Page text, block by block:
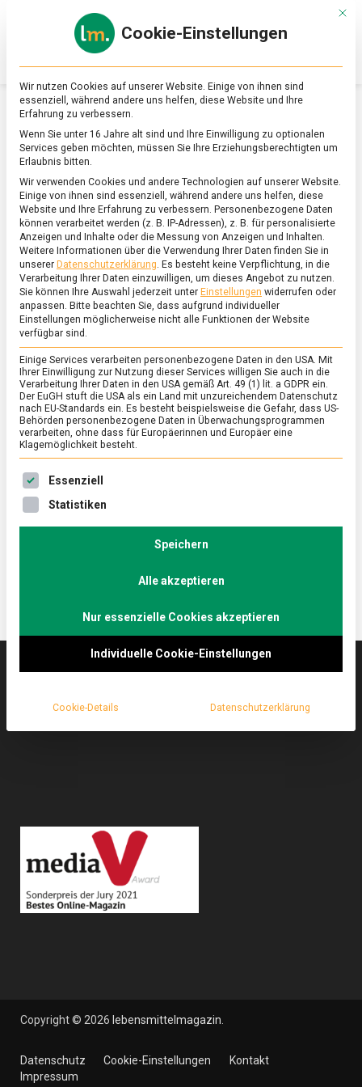
Online-
Magazin
zu
&
Ernährung
SCHLAGWORT:VITAMIN B6
ERNÄHRUNG & GESUNDHEIT /FEATURED
Kochen fürs Immunsystem –
Mikronährstoffe im Fokus
23. Dezember 2021
–
Damit das Immunsystem gut aufgestellt ist, gilt es
auf die Ernährung zu achten. Wir empfehlen eine
Erdnuss-Wok-Pfanne mit Rind und Brokkoli.
Copyright © 2026 lebensmittelmagazin
Datenschutz Cookie-Einstellungen
Kontakt
Impressum
Mit
Cookie-Einstellungen
Wir nutzen Cookies auf unserer Website. Einige von ihnen sind
essenziell, während andere uns helfen, diese Website und Ihre
Erfahrung zu verbessern.
Wenn Sie unter 16 Jahre alt sind und Ihre Einwilligung zu optionalen
Services geben möchten, müssen Sie Ihre Erziehungsberechtigten um
Erlaubnis bitten.
Wir verwenden Cookies und andere Technologien auf unserer Website.
Einige von ihnen sind essenziell, während andere uns helfen, diese
Website und Ihre Erfahrung zu verbessern. Personenbezogene Daten
können verarbeitet werden (z. B. IP-Adressen), z. B. für personalisierte
Anzeigen und Inhalte oder die Messung von Anzeigen und Inhalten.
Weitere Informationen über die Verwendung Ihrer Daten finden Sie in
unserer Datenschutzerklärung. Es besteht keine Verpflichtung, in die
Verarbeitung Ihrer Daten einzuwilligen, um dieses Angebot zu nutzen.
Sie können Ihre Auswahl jederzeit unter Einstellungen widerrufen oder
anpassen. Bitte beachten Sie, dass aufgrund individueller
Einstellungen möglicherweise nicht alle Funktionen der Website
verfügbar sind.
Einige Services verarbeiten personenbezogene Daten in den USA. Mit
Ihrer Einwilligung zur Nutzung dieser Services willigen Sie auch in die
Verarbeitung Ihrer Daten in den USA gemäß Art. 49 (1) lit. a GDPR ein.
Der EuGH stuft die USA als ein Land mit unzureichendem Datenschutz
nach EU-Standards ein. Es besteht beispielsweise die Gefahr, dass US-
Behörden personenbezogene Daten in Überwachungsprogrammen
verarbeiten, ohne dass für Europäerinnen und Europäer eine
Klagemöglichkeit besteht.
Es folgt eine Liste der Service-Gruppen, für die eine
Essenziell
Statistiken
Speichern
Alle akzeptieren
Nur essenzielle Cookies akzeptieren
Individuelle Cookie-Einstellungen
Cookie-Details Datenschutzerklärung